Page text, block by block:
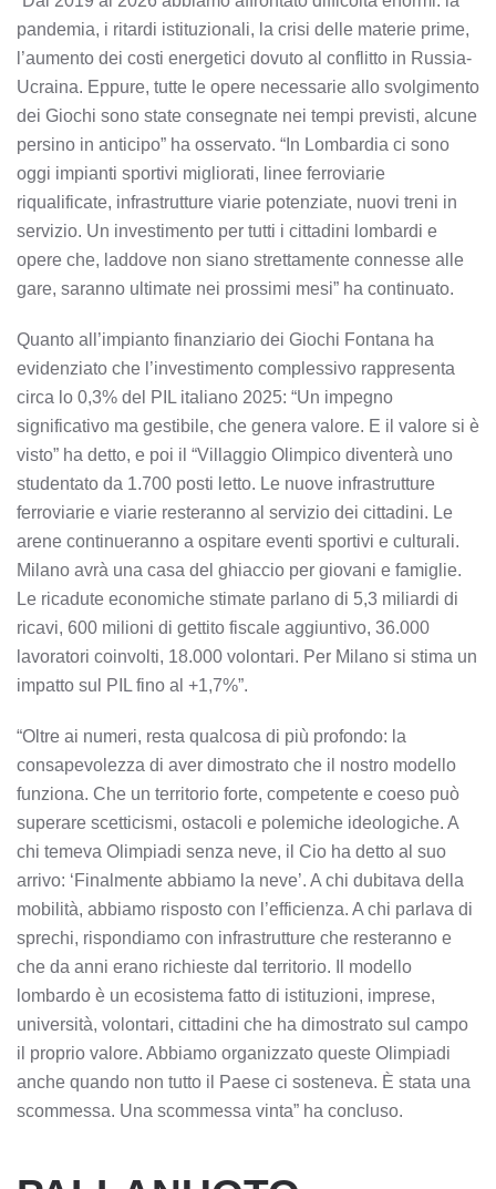
pandemia, i ritardi istituzionali, la crisi delle materie prime,
l’aumento dei costi energetici dovuto al conflitto in Russia-
Ucraina. Eppure, tutte le opere necessarie allo svolgimento
dei Giochi sono state consegnate nei tempi previsti, alcune
persino in anticipo” ha osservato. “In Lombardia ci sono
oggi impianti sportivi migliorati, linee ferroviarie
riqualificate, infrastrutture viarie potenziate, nuovi treni in
servizio. Un investimento per tutti i cittadini lombardi e
opere che, laddove non siano strettamente connesse alle
gare, saranno ultimate nei prossimi mesi” ha continuato.
Quanto all’impianto finanziario dei Giochi Fontana ha
evidenziato che l’investimento complessivo rappresenta
circa lo 0,3% del PIL italiano 2025: “Un impegno
significativo ma gestibile, che genera valore. E il valore si è
visto” ha detto, e poi il “Villaggio Olimpico diventerà uno
studentato da 1.700 posti letto. Le nuove infrastrutture
ferroviarie e viarie resteranno al servizio dei cittadini. Le
arene continueranno a ospitare eventi sportivi e culturali.
Milano avrà una casa del ghiaccio per giovani e famiglie.
Le ricadute economiche stimate parlano di 5,3 miliardi di
ricavi, 600 milioni di gettito fiscale aggiuntivo, 36.000
lavoratori coinvolti, 18.000 volontari. Per Milano si stima un
impatto sul PIL fino al +1,7%”.
“Oltre ai numeri, resta qualcosa di più profondo: la
consapevolezza di aver dimostrato che il nostro modello
funziona. Che un territorio forte, competente e coeso può
superare scetticismi, ostacoli e polemiche ideologiche. A
chi temeva Olimpiadi senza neve, il Cio ha detto al suo
arrivo: ‘Finalmente abbiamo la neve’. A chi dubitava della
mobilità, abbiamo risposto con l’efficienza. A chi parlava di
sprechi, rispondiamo con infrastrutture che resteranno e
che da anni erano richieste dal territorio. Il modello
lombardo è un ecosistema fatto di istituzioni, imprese,
università, volontari, cittadini che ha dimostrato sul campo
il proprio valore. Abbiamo organizzato queste Olimpiadi
anche quando non tutto il Paese ci sosteneva. È stata una
scommessa. Una scommessa vinta” ha concluso.